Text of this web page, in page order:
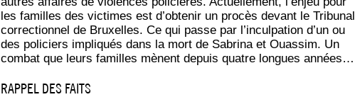
les familles des vic­times est d’ob­te­nir un pro­cès devant le Tri­bu­nal
cor­rec­tion­nel de Bruxelles. Ce qui passe par l’in­cul­pa­tion d’un ou
des poli­ciers impli­qués dans la mort de Sabri­na et Ouas­sim. Un
com­bat que leurs familles mènent depuis quatre longues années…
RAPPEL DES FAITS